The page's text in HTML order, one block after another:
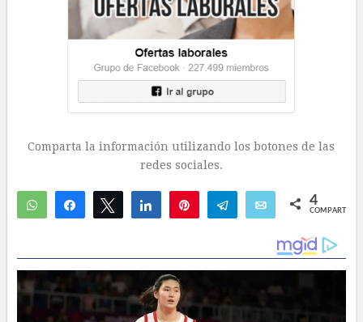
Comparta la información utilizando los botones de las
redes sociales.
WhatsAppCompartirTwittear Compartir Telegram Email 4
COMPARTIR